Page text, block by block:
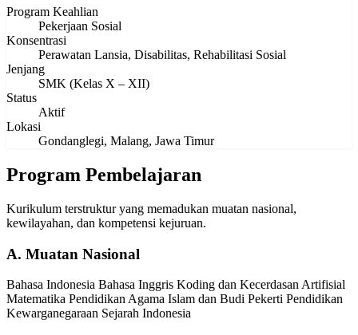
Program Keahlian
Pekerjaan Sosial
Konsentrasi
Perawatan Lansia, Disabilitas, Rehabilitasi Sosial
Jenjang
SMK (Kelas X – XII)
Status
Aktif
Lokasi
Gondanglegi, Malang, Jawa Timur
Program Pembelajaran
Kurikulum terstruktur yang memadukan muatan nasional,
kewilayahan, dan kompetensi kejuruan.
A. Muatan Nasional
Bahasa Indonesia Bahasa Inggris Koding dan Kecerdasan Artifisial
Matematika Pendidikan Agama Islam dan Budi Pekerti Pendidikan
Kewarganegaraan Sejarah Indonesia